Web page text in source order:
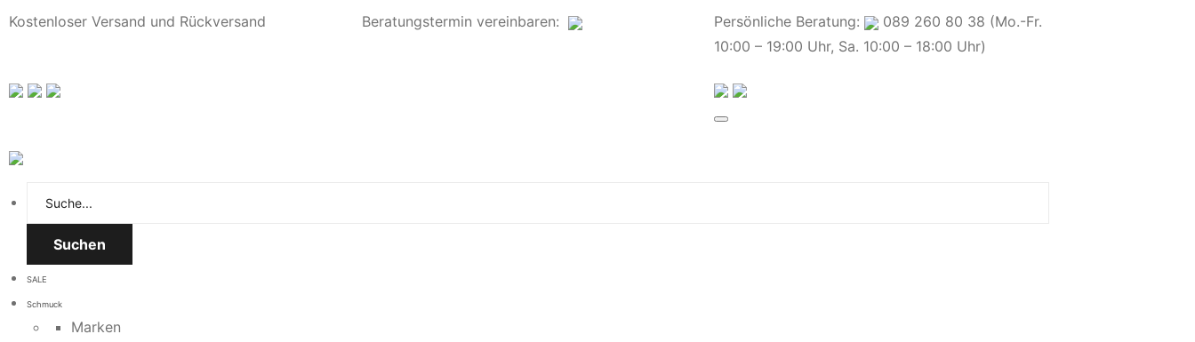
Kostenloser Versand und Rückversand Beratungstermin vereinbaren: Persönliche Beratung:
089 260 80 38 (Mo.-Fr.
10:00 – 19:00 Uhr, Sa. 10:00 – 18:00 Uhr)
Suchen
SALE
Schmuck
Marken